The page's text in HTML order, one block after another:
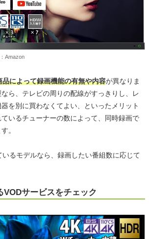
Amazon
品によって録画機能の有無や内容が異なりま
ら、テレビの周りの配線がすっきりし、レ
を別に買わなくてよい、といったメリット
いるチューナーの数によって、同時録画で
。
るモデルなら、録画したい番組数に応じて
VODサービスをチェック